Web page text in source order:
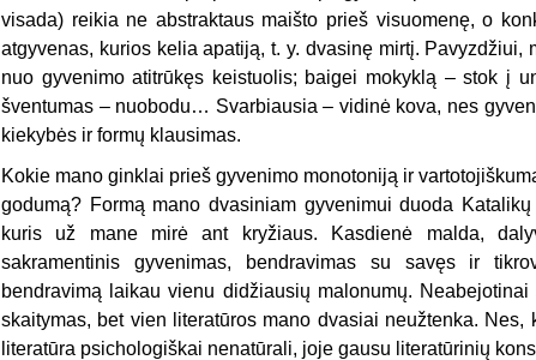
visada) reikia ne abstraktaus maišto prieš visuomenę, o
atgyvenas, kurios kelia apatiją, t. y. dvasinę mirtį. Pavyzdžiui,
nuo gyvenimo atitrūkęs keistuolis; baigei mokyklą – stok į
šventumas – nuobodu… Svarbiausia – vidinė kova, nes
kiekybės ir formų klausimas.
Kokie mano ginklai prieš gyvenimo monotoniją ir
godumą? Formą mano dvasiniam gyvenimui duoda
kuris už mane mirė ant kryžiaus. Kasdienė malda,
sakramentinis gyvenimas, bendravimas su savęs ir
bendravimą laikau vienu didžiausių malonumų.
skaitymas, bet vien literatūros mano dvasiai neužtenka. Nes,
literatūra psichologiškai nenatūrali, joje gausu literatūrinių